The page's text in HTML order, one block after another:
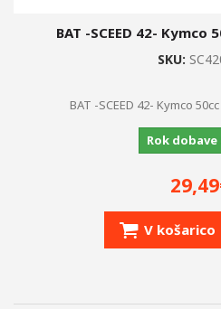
BAT -SCEED 42- Kymco
SKU:
BAT -SCEED 42- Kymco
Rok dobave
V košarico